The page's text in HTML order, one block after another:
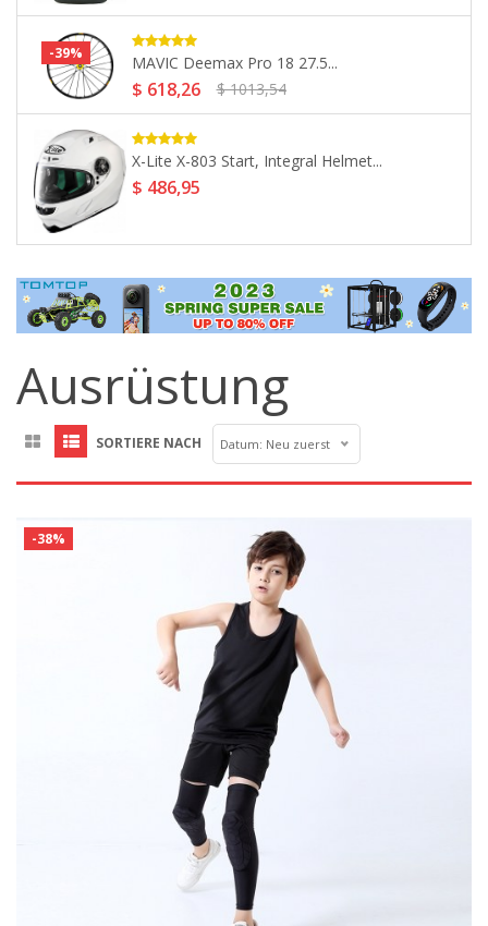
-32% Bell Custom 500 Retro, Peak...
$ 23,52
MAVIC XA Elite 29 Wheelset...
$ 618,26
Ausrüstung
SORTIERE NACH Datum: Neu zuerst
-38%